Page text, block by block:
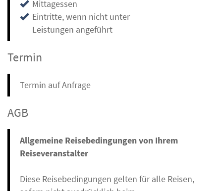
Mittagessen
Eintritte, wenn nicht unter
Leistungen angeführt
Termin
Termin auf Anfrage
AGB
Allgemeine Reisebedingungen von Ihrem
Reiseveranstalter
Diese Reisebedingungen gelten für alle Reisen,